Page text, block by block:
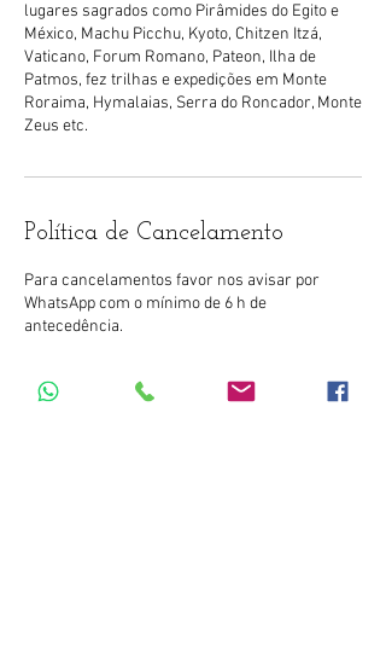
lugares sagrados como Pirâmides do Egito e
México, Machu Picchu, Kyoto, Chitzen Itzá,
Vaticano, Forum Romano, Pateon, Ilha de
Patmos, fez trilhas e expedições em Monte
Roraima, Hymalaias, Serra do Roncador, Monte
Zeus etc.
Política de Cancelamento
Para cancelamentos favor nos avisar por
WhatsApp com o mínimo de 6 h de
antecedência.